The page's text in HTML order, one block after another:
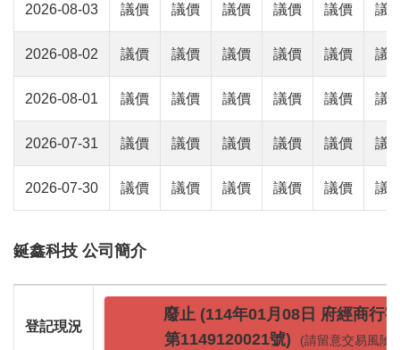
2026-08-03 議價 議價 議價 議價 議價 議
2026-08-02 議價 議價 議價 議價 議價 議
2026-08-01 議價 議價 議價 議價 議價 議
2026-07-31 議價 議價 議價 議價 議價 議
2026-07-30 議價 議價 議價 議價 議價 議
鋋鑫科技 公司簡介
登記現況
廢止 (114年01月08日 府經商行字
第1149120021號)
(請留意交易風險)